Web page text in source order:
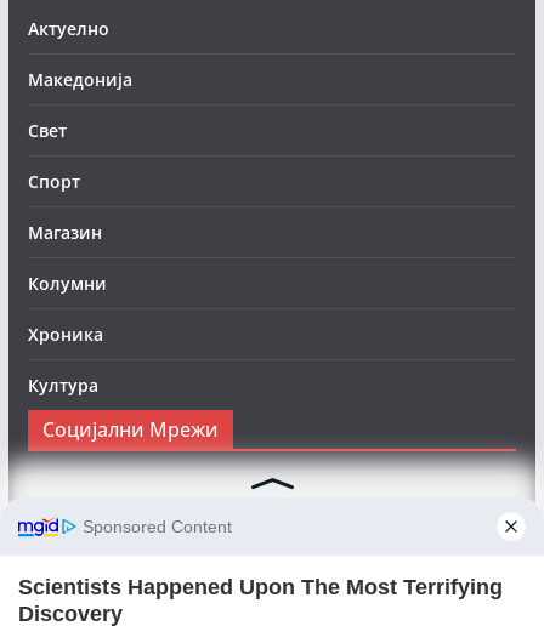
Актуелно
Македонија
Свет
Спорт
Магазин
Колумни
Хроника
Култура
Социјални Мрежи
Следете нè на Фејсбук за да сте во тек со најновите